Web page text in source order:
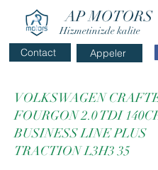
AP MOTORS
Hizmetinizde kalite
Appeler
Contact
VOLKSWAGEN
FOURGON 2.0 TDI
BUSINESS LINE PLUS
TRACTION L3H3 35